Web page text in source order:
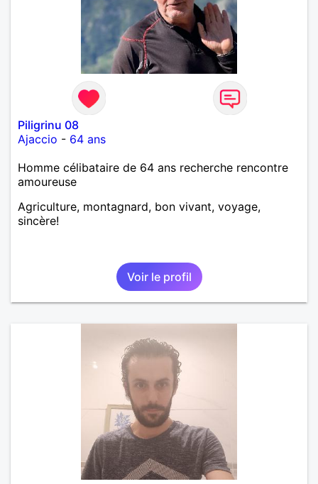
Piligrinu 08
Ajaccio - 64 ans
Homme célibataire de 64 ans recherche rencontre
amoureuse
Agriculture, montagnard, bon vivant, voyage,
sincère!
Voir le profil